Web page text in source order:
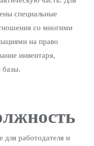
специальные
со многими
на право
инвентаря,
базы.
для работодателя и